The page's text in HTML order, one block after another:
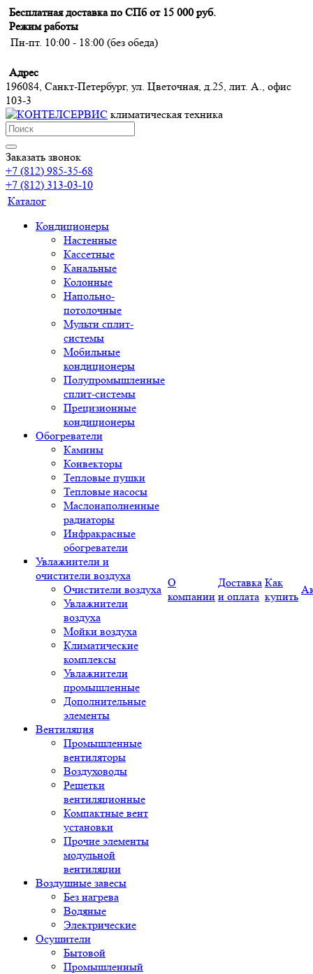
Бесплатная доставка по СПб от 15 000 руб.
Режим работы
Пн-пт. 10:00 - 18:00 (без обеда)
Адрес
196084, Санкт-Петербург, ул. Цветочная, д.25, лит. А., офис
103-3
климатическая техника
Заказать звонок
+7 (812) 985-35-68
+7 (812) 313-03-10
Каталог
Кондиционеры
Настенные
Кассетные
Канальные
Колонные
Напольно-
потолочные
Мульти сплит-
системы
Мобильные
кондиционеры
Полупромышленные
сплит-системы
Прецизионные
кондиционеры
Обогреватели
Камины
Конвекторы
Тепловые пушки
Тепловые насосы
Маслонаполненные
радиаторы
Инфракрасные
обогреватели
Увлажнители и
очистители воздуха
Очистители воздуха
Увлажнители
воздуха
Мойки воздуха
Климатические
комплексы
Увлажнители
промышленные
Дополнительные
элементы
Вентиляция
Промышленные
вентиляторы
Воздуховоды
Решетки
вентиляционные
Компактные вент
установки
Прочие элементы
модульной
вентиляции
Воздушные завесы
Без нагрева
Водяные
Электрические
Осушители
Бытовой
Промышленный
О
компании
Доставка
и оплата
Как
купить